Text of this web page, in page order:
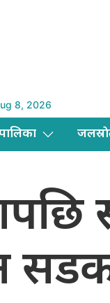
8, 2026